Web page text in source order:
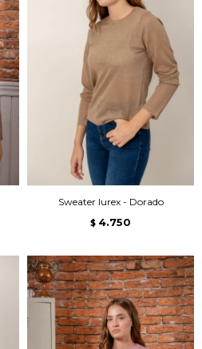
Sweater lurex - Dorado
$ 4.750